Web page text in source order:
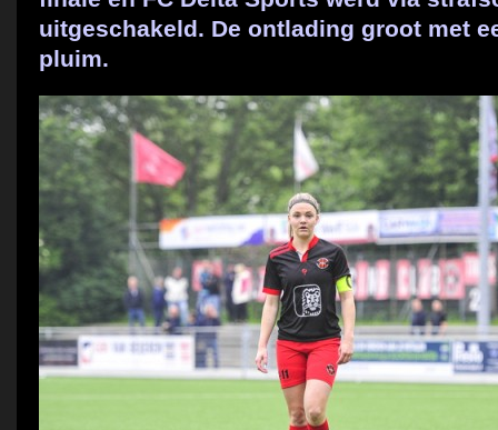
uitgeschakeld. De ontlading groot met
pluim.